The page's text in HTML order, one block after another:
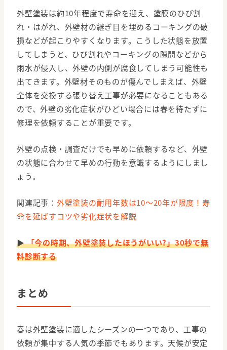
外壁塗装は約10年程度で寿命を迎え、塗膜のひび割
れ・はがれ、外壁材の継ぎ目を埋めるコーキングの破
損などが起こりやすくなります。こうした状態を放置
してしまうと、ひび割れやコーキングの隙間などから
雨水が侵入し、外壁の内側が腐食してしまう可能性も
出てきます。外壁材そのものが傷んでしまえば、外壁
全体を交換する張り替え工事が必要になることもある
ので、外壁の劣化症状がひどい場合には春を待たずに
修理を依頼することが重要です。
外壁の点検・調査だけでも早めに依頼するなど、外壁
の状態に合わせて早めの行動を意識するようにしまし
ょう。
関連記事： 外壁塗装の耐用年数は10〜20年が限度！寿
命を延ばすコツや劣化症状を解説
▶「今の時期、外壁塗装したほうがいい?」30秒で無
料診断する
まとめ
春は外壁塗装に適したシーズンの一つであり、工事の
依頼が集中する人気の季節でもあります。天候が安定